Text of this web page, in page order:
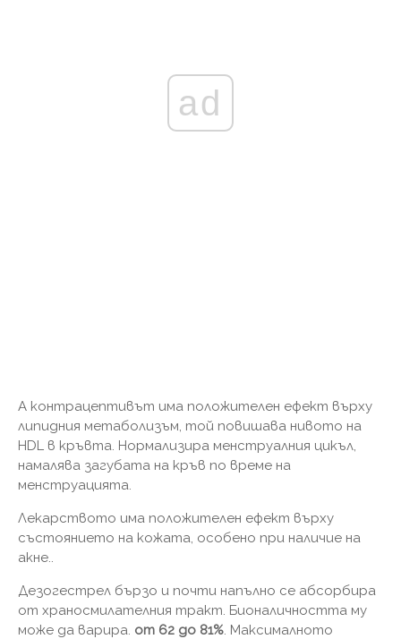
ad
А контрацептивът има положителен ефект върху
липидния метаболизъм, той повишава нивото на
HDL в кръвта. Нормализира менструалния цикъл,
намалява загубата на кръв по време на
менструацията.
Лекарството има положителен ефект върху
състоянието на кожата, особено при наличие на
акне..
Дезогестрел бързо и почти напълно се абсорбира
от храносмилателния тракт. Бионаличността му
може да варира. от 62 до 81%. Максималното